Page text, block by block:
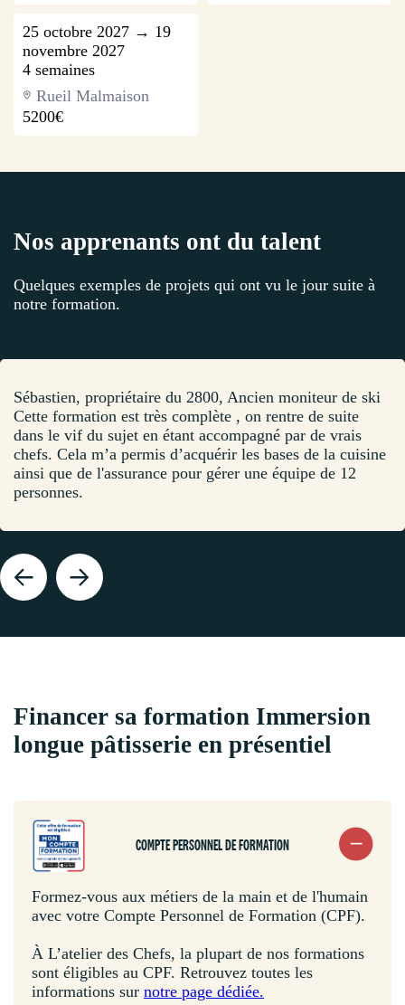
25 octobre 2027 → 19
novembre 2027
4 semaines
Rueil Malmaison
5200€
Nos apprenants ont du talent
Quelques exemples de projets qui ont vu le jour suite à
notre formation.
Sébastien, propriétaire du 2800, Ancien moniteur de ski
Cette formation est très complète , on rentre de suite
dans le vif du sujet en étant accompagné par de vrais
chefs. Cela m’a permis d’acquérir les bases de la cuisine
ainsi que de l'assurance pour gérer une équipe de 12
personnes.
Financer sa formation Immersion
longue pâtisserie en présentiel
COMPTE PERSONNEL DE FORMATION
Formez-vous aux métiers de la main et de l'humain
avec votre Compte Personnel de Formation (CPF).
À L’atelier des Chefs, la plupart de nos formations
sont éligibles au CPF. Retrouvez toutes les
informations sur notre page dédiée.